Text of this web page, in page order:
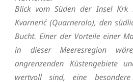
Blick vom Süden der Insel Krk
Kvarnerić (Quarnerolo), den
Bucht. Einer der Vorteile einer
in dieser Meeresregion
angrenzenden Küstengebiete
wertvoll sind, eine